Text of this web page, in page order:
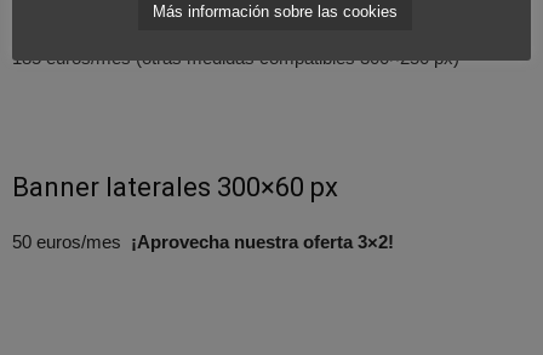
185 euros/mes (otras medidas compatibles 300×250 px)
Banner laterales 300×60 px
50 euros/mes ¡Aprovecha nuestra oferta 3×2!
Más información sobre las cookies